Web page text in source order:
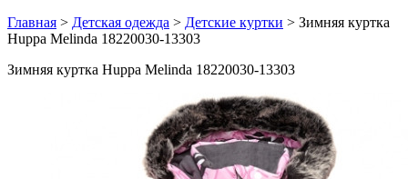
Главная > Детская одежда > Детские куртки > Зимняя куртка
Huppa Melinda 18220030-13303
Зимняя куртка Huppa Melinda 18220030-13303